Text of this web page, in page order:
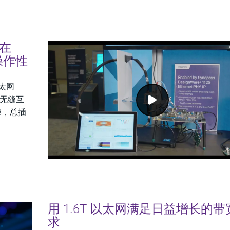
作性
网
缝互
总插
用 1.6T 以太网满足日益增长的带
求